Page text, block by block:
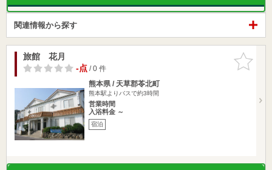
関連情報から探す
お気に入
りに追加
旅館 花月
-点/ 0 件
熊本県 / 天草郡苓北町
熊本駅よりバスで約3時間
営業時間
入浴料金 ～
宿泊